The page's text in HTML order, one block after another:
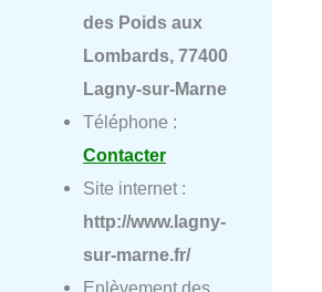
des Poids aux
Lombards, 77400
Lagny-sur-Marne
Téléphone :
Contacter
Site internet :
http://www.lagny-
sur-marne.fr/
Enlèvement des